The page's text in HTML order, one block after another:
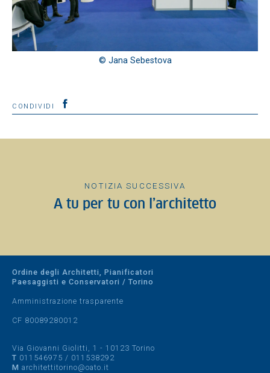
© Jana Sebestova
CONDIVIDI
NOTIZIA SUCCESSIVA
A tu per tu con l’architetto
Ordine degli Architetti, Pianificatori
Paesaggisti e Conservatori / Torino
Amministrazione trasparente
CF 80089280012
Via Giovanni Giolitti, 1 - 10123 Torino
T 011546975 / 011538292
M architettitorino@oato.it